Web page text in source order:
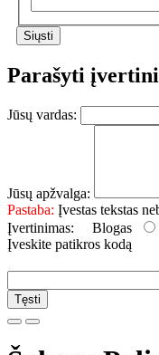
Parašyti
Jūsų vardas:
Jūsų apžvalga:
Pastaba: Įvestas tekstas
Įvertinimas: Blogas
Įveskite patikros kodą
Tęsti